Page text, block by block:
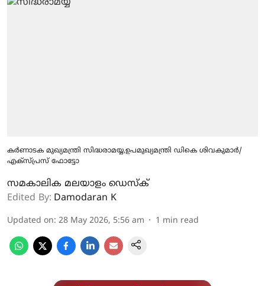
കര്‍ണാടക മുഖ്യമന്ത്രി സിദ്ധരാമയ്യ,ഉപമുഖ്യമന്ത്രി ഡികെ ശിവകുമാര്‍/
എക്‌സ്പ്രസ് ഫോട്ടോ
സമകാലിക മലയാളം ഡെസ്ക്
Edited By: Damodaran K
Updated on: 28 May 2026, 5:56 am 1 min read